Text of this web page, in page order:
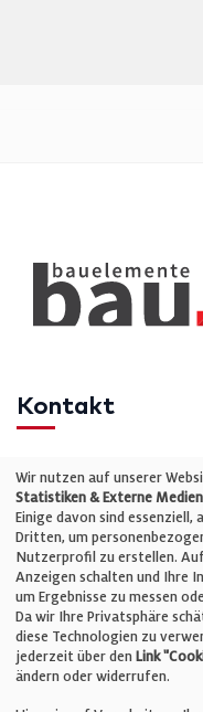
Kontakt
Telefon: +49 (0)711
E-Mail:
Unternehmen
Impressum
Wir nutzen auf unserer
Statistiken & Externe Medien
Einige davon sind essenziell,
Dritten, um
Nutzerprofil zu erstellen.
Anzeigen schalten und Ihre
um Ergebnisse zu messen
Da wir Ihre Privatsphäre
diese Technologien zu
jederzeit über den Link
ändern oder widerrufen.